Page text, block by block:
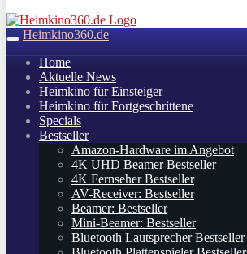
Toggle
navigation
Heimkino360.de
Home
Aktuelle News
Heimkino für Einsteiger
Heimkino für Fortgeschrittene
Specials
Bestseller
Amazon-Hardware im Angebot
4K UHD Beamer Bestseller
4K Fernseher Bestseller
AV-Receiver: Bestseller
Beamer: Bestseller
Mini-Beamer: Bestseller
Bluetooth Lautsprecher Bestseller